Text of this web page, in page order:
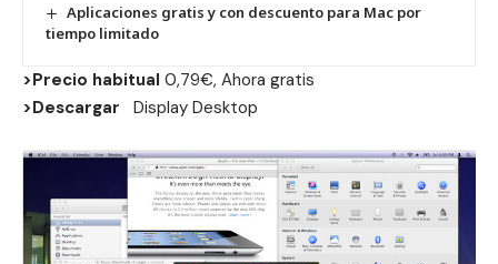
Aplicaciones gratis y con descuento para Mac por
tiempo limitado
>Precio habitual 0,79€, Ahora gratis
>Descargar
Display Desktop